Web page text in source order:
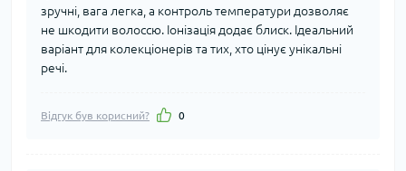
зручні, вага легка, а контроль температури дозволяє
не шкодити волоссю. Іонізація додає блиск. Ідеальний
варіант для колекціонерів та тих, хто цінує унікальні
речі.
Відгук був корисний? 0